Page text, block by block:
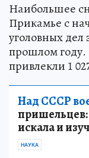
Наибольшее
Прикамье с
уголовных дел
прошлом году.
привлекли 1
Над СССР
пришельцев:
искала и
НАУКА